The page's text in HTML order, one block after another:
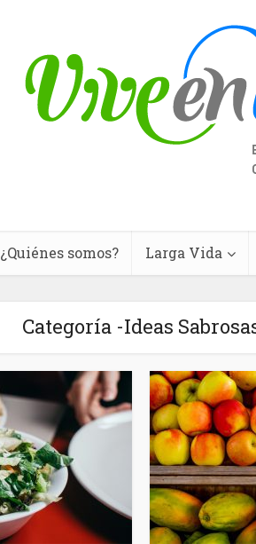
¿Quiénes somos? Larga Vida
Categoría -Ideas